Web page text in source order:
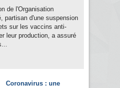
de l'Organisation
partisan d'une suspension
sur les vaccins anti-
leur production, a assuré
Coronavirus : une